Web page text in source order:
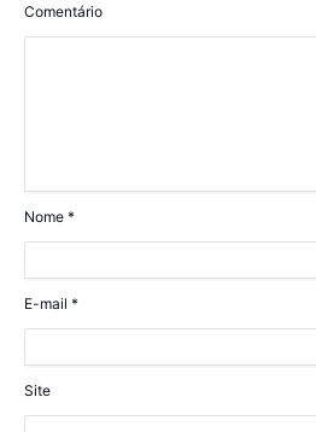
Comentário
Nome *
E-mail *
Site